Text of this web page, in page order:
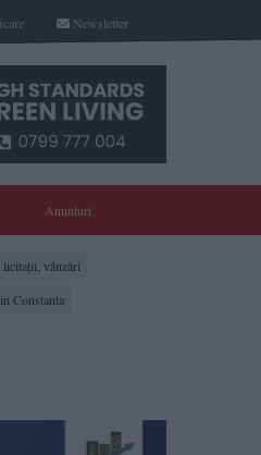
Newsletter
Anunturi
vânzări
Constanta